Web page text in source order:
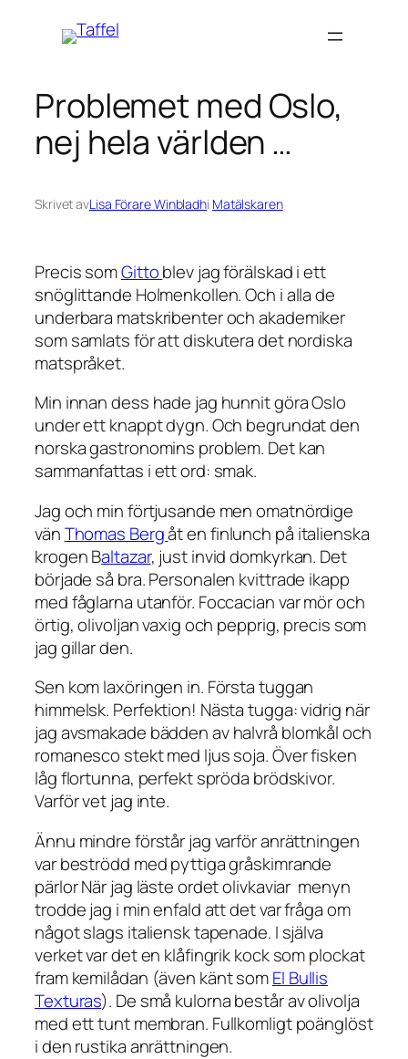
Problemet med Oslo,
nej hela världen …
Skrivet avLisa Förare Winbladhi Matälskaren
Precis somGittoblev jag förälskad i ett
snöglittande Holmenkollen. Och i alla de
underbara matskribenter och akademiker
som samlats för att diskutera det nordiska
matspråket.
Min innan dess hade jag hunnit göra Oslo
under ett knappt dygn. Och begrundat den
norska gastronomins problem. Det kan
sammanfattas i ett ord: smak.
Jag och min förtjusande men omatnördige
vänThomas Bergåt en finlunch på italienska
krogen Baltazar, just invid domkyrkan. Det
började så bra. Personalen kvittrade ikapp
med fåglarna utanför. Foccacian var mör och
örtig, olivoljan vaxig och pepprig, precis som
jag gillar den.
Sen kom laxöringen in. Första tuggan
himmelsk. Perfektion! Nästa tugga: vidrig när
jag avsmakade bädden av halvrå blomkål och
romanesco stekt med ljus soja. Över fisken
låg flortunna, perfekt spröda brödskivor.
Varför vet jag inte.
Ännu mindre förstår jag varför anrättningen
var beströdd med pyttiga gråskimrande
pärlor När jag läste ordet olivkaviar menyn
trodde jag i min enfald att det var fråga om
något slags italiensk tapenade. I själva
verket var det en klåfingrik kock som plockat
fram kemilådan (även känt somEl Bullis
Texturas). De små kulorna består av olivolja
med ett tunt membran. Fullkomligt poänglöst
i den rustika anrättningen.